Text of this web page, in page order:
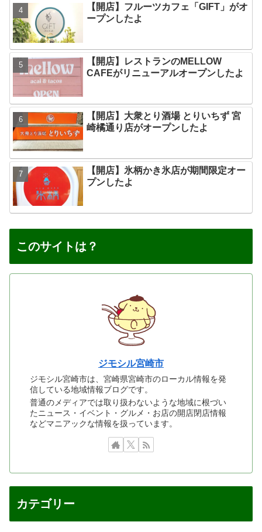
【開店】フルーツカフェ「GIFT」がオ
ープンしたよ
【開店】レストランのMELLOW
CAFEがリニューアルオープンしたよ
【開店】大衆とり酒場 とりいちず 宮
崎橘通り店がオープンしたよ
【開店】氷柄かき氷店が期間限定オー
プンしたよ
このサイトは？
ジモシル宮崎市
ジモシル宮崎市は、宮崎県宮崎市のローカル情報を発
信している地域情報ブログです。
普通のメディアでは取り扱わないような地域に根づい
たニュース・イベント・グルメ・お店の開店閉店情報
などマニアックな情報を扱っています。
カテゴリー